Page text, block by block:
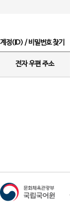
계정(ID) / 비밀번호 찾기
전자 우편 주소